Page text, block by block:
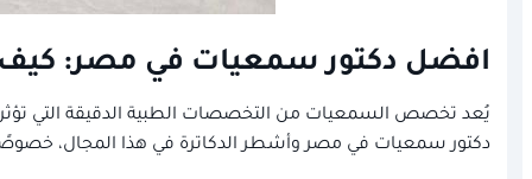
افضل دكتور سمعيات في مصر: كيف
يُعد تخصص السمعيات من التخصصات الطبية الدقيقة التي
دكتور سمعيات في مصر وأشطر الدكاترة في هذا المجال، خصوصًا